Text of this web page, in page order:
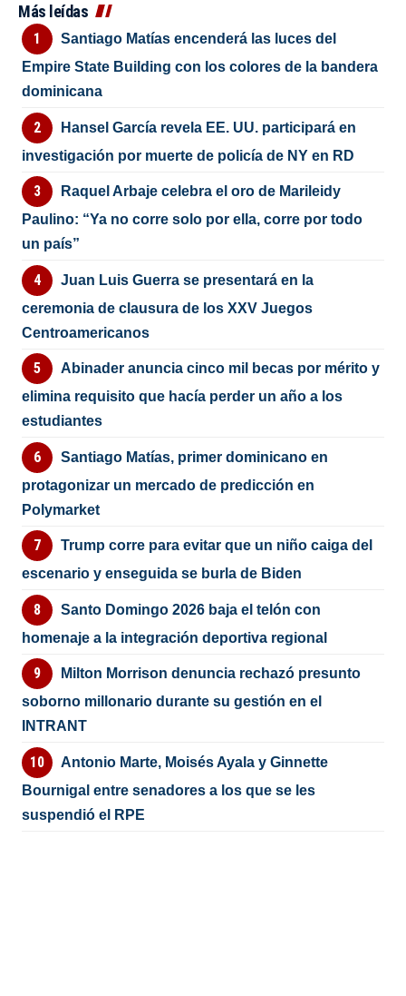
Más leídas
Santiago Matías encenderá las luces del
Empire State Building con los colores de la bandera
dominicana
Hansel García revela EE. UU. participará en
investigación por muerte de policía de NY en RD
Raquel Arbaje celebra el oro de Marileidy
Paulino: “Ya no corre solo por ella, corre por todo
un país”
Juan Luis Guerra se presentará en la
ceremonia de clausura de los XXV Juegos
Centroamericanos
Abinader anuncia cinco mil becas por mérito y
elimina requisito que hacía perder un año a los
estudiantes
Santiago Matías, primer dominicano en
protagonizar un mercado de predicción en
Polymarket
Trump corre para evitar que un niño caiga del
escenario y enseguida se burla de Biden
Santo Domingo 2026 baja el telón con
homenaje a la integración deportiva regional
Milton Morrison denuncia rechazó presunto
soborno millonario durante su gestión en el
INTRANT
Antonio Marte, Moisés Ayala y Ginnette
Bournigal entre senadores a los que se les
suspendió el RPE